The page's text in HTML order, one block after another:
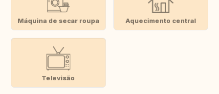
Máquina de secar roupa Aquecimento central
Televisão